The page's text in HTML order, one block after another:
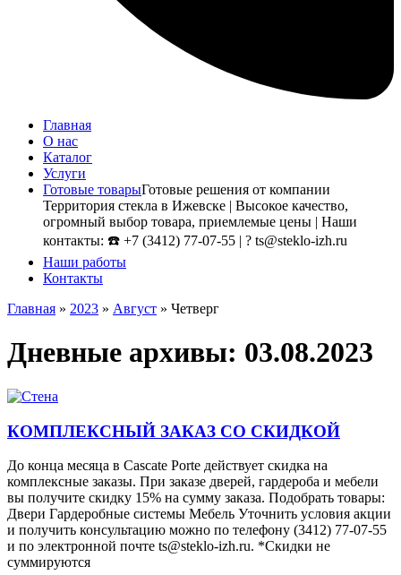
Главная
О нас
Каталог
Услуги
Готовые товарыГотовые решения от компании
Территория стекла в Ижевске | Высокое качество,
огромный выбор товара, приемлемые цены | Наши
контакты: ☎️ +7 (3412) 77-07-55 | ? ts@steklo-izh.ru
Наши работы
Контакты
Главная » 2023 » Август » Четверг
Дневные архивы: 03.08.2023
КОМПЛЕКСНЫЙ ЗАКАЗ СО СКИДКОЙ
До конца месяца в Cascate Porte действует скидка на
комплексные заказы. При заказе дверей, гардероба и мебели
вы получите скидку 15% на сумму заказа. Подобрать товары:
Двери Гардеробные системы Мебель Уточнить условия акции
и получить консультацию можно по телефону (3412) 77-07-55
и по электронной почте ts@steklo-izh.ru. *Скидки не
суммируются